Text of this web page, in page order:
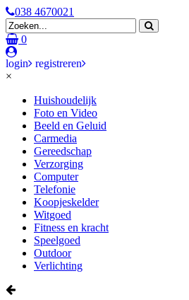
038 4670021
0
login
registreren
×
Huishoudelijk
Foto en Video
Beeld en Geluid
Carmedia
Gereedschap
Verzorging
Computer
Telefonie
Koopjeskelder
Witgoed
Fitness en kracht
Speelgoed
Outdoor
Verlichting